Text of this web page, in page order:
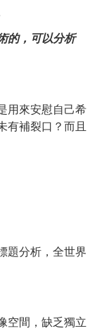
的，可以分析
用來安慰自己希
有補裂口？而且
題分析， 全世界
空間，缺乏獨立